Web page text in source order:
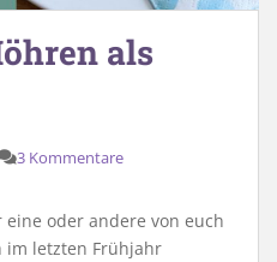
als
3 Kommentare
oder andere von euch
im letzten Frühjahr